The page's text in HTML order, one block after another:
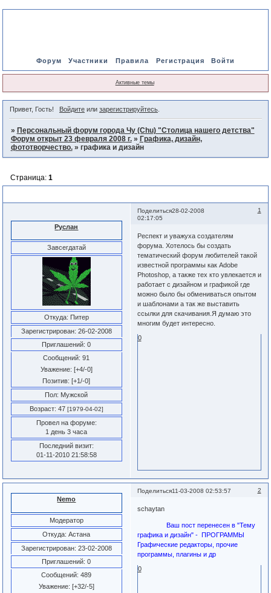
Форум Участники Правила Регистрация Войти
Активные темы
Привет, Гость! Войдитеили зарегистрируйтесь.
» Персональный форум города Чу (Chu) "Столица нашего детства"
Форум открыт 23 февраля 2008 г. » Графика, дизайн,
фототворчество. » графика и дизайн
Страница: 1
Поделиться 1
28-02-2008
02:17:05
Руслан
Завсегдатай
Откуда: Питер
Зарегистрирован: 26-02-2008
Приглашений: 0
Сообщений: 91
Уважение: [+4/-0]
Позитив: [+1/-0]
Пол: Мужской
Возраст: 47 [1979-04-02]
Провел на форуме:
1 день 3 часа
Последний визит:
01-11-2010 21:58:58
Респект и уважуха создателям
форума. Хотелось бы создать
тематический форум любителей такой
известной программы как Adobe
Photoshop, а также тех кто увлекается и
работает с дизайном и графикой где
можно было бы обмениваться опытом
и шаблонами а так же выставить
ссылки для скачивания.Я думаю это
многим будет интересно.
0
Поделиться 2
11-03-2008 02:53:57
Nemo
Модератор
Откуда: Астана
Зарегистрирован: 23-02-2008
Приглашений: 0
Сообщений: 489
Уважение: [+32/-5]
schaytan
Ваш пост перенесен в "Тему
графика и дизайн" - ПРОГРАММЫ
Графические редакторы, прочие
программы, плагины и др
0